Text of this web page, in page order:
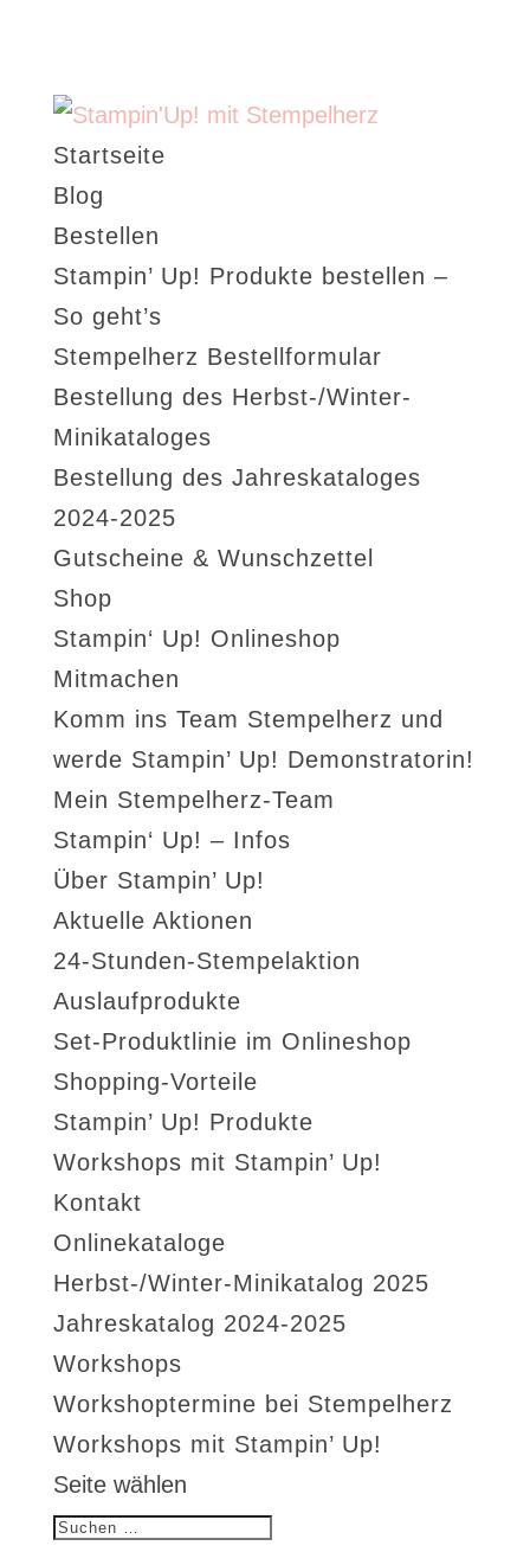
Startseite
Blog
Bestellen
Stampin’ Up! Produkte bestellen –
So geht’s
Stempelherz Bestellformular
Bestellung des Herbst-/Winter-
Minikataloges
Bestellung des Jahreskataloges
2024-2025
Gutscheine & Wunschzettel
Shop
Stampin‘ Up! Onlineshop
Mitmachen
Komm ins Team Stempelherz und
werde Stampin’ Up! Demonstratorin!
Mein Stempelherz-Team
Stampin‘ Up! – Infos
Über Stampin’ Up!
Aktuelle Aktionen
24-Stunden-Stempelaktion
Auslaufprodukte
Set-Produktlinie im Onlineshop
Shopping-Vorteile
Stampin’ Up! Produkte
Workshops mit Stampin’ Up!
Kontakt
Onlinekataloge
Herbst-/Winter-Minikatalog 2025
Jahreskatalog 2024-2025
Workshops
Workshoptermine bei Stempelherz
Workshops mit Stampin’ Up!
Seite wählen